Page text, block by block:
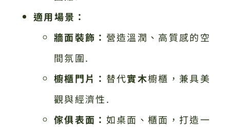
適用場景：
牆面裝飾： 營造溫潤、高質感的空
間氛圍.
櫥櫃門片： 替代實木櫥櫃，兼具美
觀與經濟性.
傢俱表面： 如桌面、櫃面，打造一